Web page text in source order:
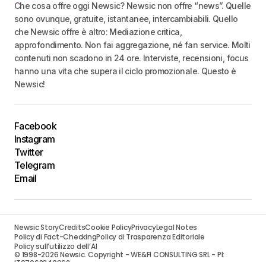
Che cosa offre oggi Newsic? Newsic non offre “news”. Quelle
sono ovunque, gratuite, istantanee, intercambiabili. Quello
che Newsic offre è altro: Mediazione critica,
approfondimento. Non fai aggregazione, né fan service. Molti
contenuti non scadono in 24 ore. Interviste, recensioni, focus
hanno una vita che supera il ciclo promozionale. Questo è
Newsic!
Facebook
Instagram
Twitter
Telegram
Email
Newsic StoryCreditsCookie PolicyPrivacyLegal Notes
Policy di Fact-CheckingPolicy di Trasparenza Editoriale
Policy sull’utilizzo dell’AI
© 1998-2026 Newsic. Copyright - WE&FI CONSULTING SRL - PI: